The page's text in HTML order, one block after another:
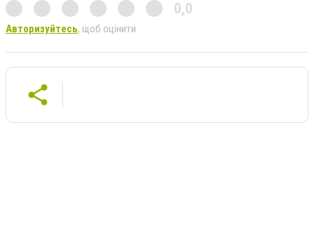
0,0
Авторизуйтесь, щоб оцінити